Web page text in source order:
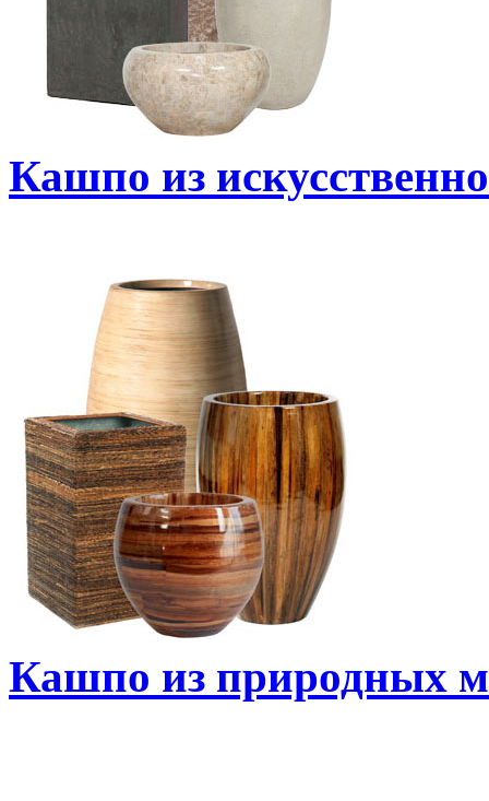
Кашпо из
Кашпо из природных